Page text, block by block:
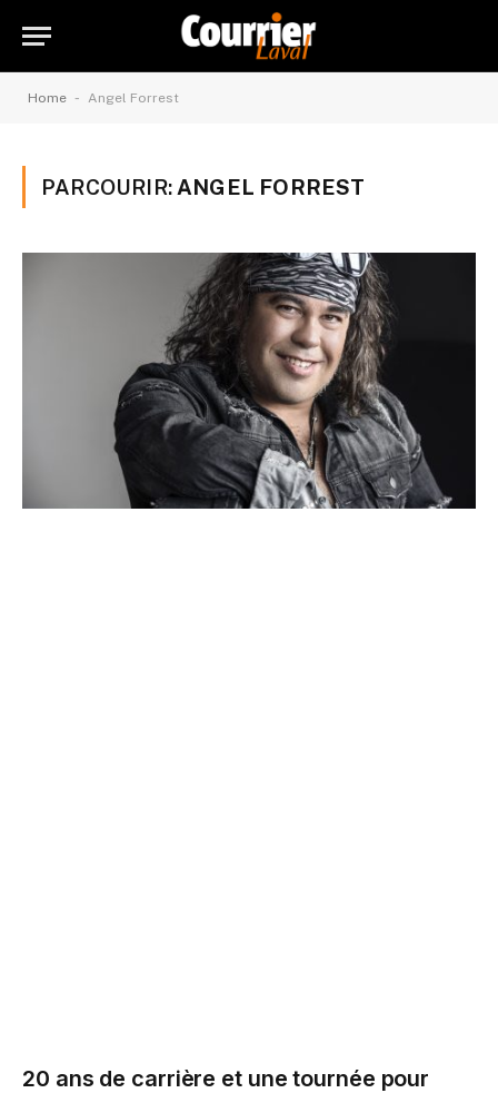
Home - Angel Forrest
PARCOURIR: ANGEL FORREST
20 ans de carrière et une tournée pour